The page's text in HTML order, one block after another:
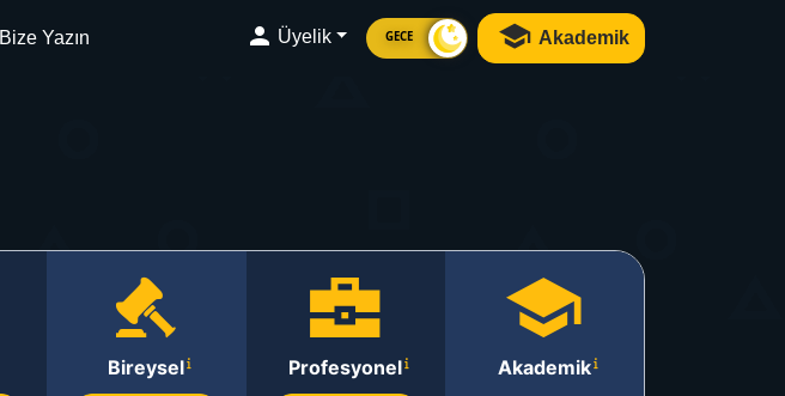
Bize Yazın Üyelik GECE Akademik
Bireysel Profesyonel Akademik